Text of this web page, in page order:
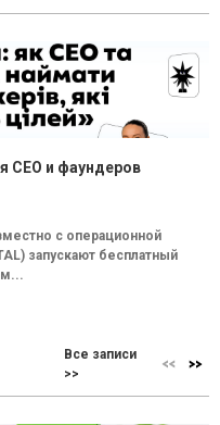
CEO и фаундеров
с операционной
запускают бесплатный
Все записи
>>